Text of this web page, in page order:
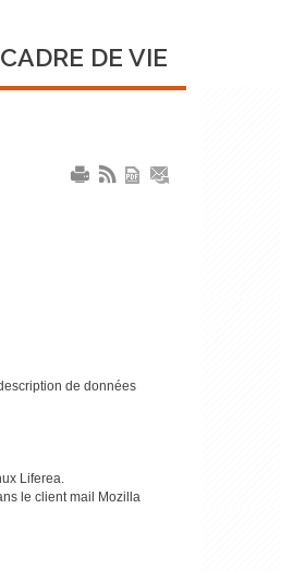
CADRE DE VIE
de données
Liferea.
le client mail Mozilla